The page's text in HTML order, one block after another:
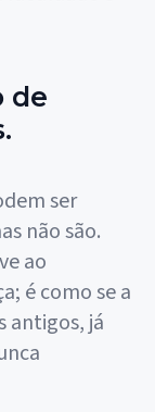
de
ser
não são.
ao
é como se a
antigos, já